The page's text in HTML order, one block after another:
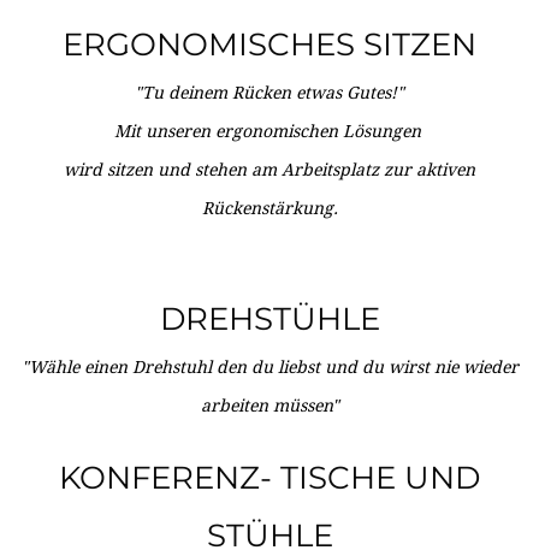
ERGONOMISCHES SITZEN
"Tu deinem Rücken etwas Gutes!"
Mit unseren ergonomischen Lösungen
wird sitzen und stehen am Arbeitsplatz zur aktiven
Rückenstärkung.
DREHSTÜHLE
"Wähle einen Drehstuhl den du liebst und du wirst nie wieder
arbeiten müssen"
KONFERENZ- TISCHE UND
STÜHLE